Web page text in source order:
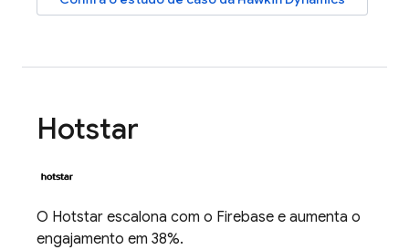
Hotstar
O Hotstar escalona com o Firebase e aumenta o
engajamento em 38%.